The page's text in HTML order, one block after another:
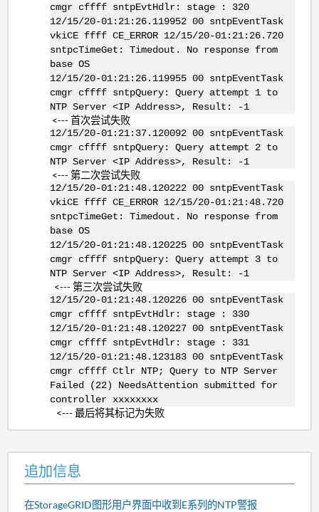
cmgr cffff sntpEvtHdlr: stage : 320
12/15/20-01:21:26.119952 00 sntpEventTask
vkiCE ffff CE_ERROR 12/15/20-01:21:26.720
sntpcTimeGet: Timedout. No response from
base OS
12/15/20-01:21:26.119955 00 sntpEventTask
cmgr cffff sntpQuery: Query attempt 1 to
NTP Server <IP Address>, Result: -1
<--- 首次尝试失败
12/15/20-01:21:37.120092 00 sntpEventTask
cmgr cffff sntpQuery: Query attempt 2 to
NTP Server <IP Address>, Result: -1
<--- 第二次尝试失败
12/15/20-01:21:48.120222 00 sntpEventTask
vkiCE ffff CE_ERROR 12/15/20-01:21:48.720
sntpcTimeGet: Timedout. No response from
base OS
12/15/20-01:21:48.120225 00 sntpEventTask
cmgr cffff sntpQuery: Query attempt 3 to
NTP Server <IP Address>, Result: -1
<--- 第三次尝试失败
12/15/20-01:21:48.120226 00 sntpEventTask
cmgr cffff sntpEvtHdlr: stage : 330
12/15/20-01:21:48.120227 00 sntpEventTask
cmgr cffff sntpEvtHdlr: stage : 331
12/15/20-01:21:48.123183 00 sntpEventTask
cmgr cffff Ctlr NTP; Query to NTP Server
Failed (22) NeedsAttention submitted for
controller xxxxxxxx
<--- 最后将其标记为失败
追加信息
在StorageGRID图形用户界面中收到E系列的NTP警报